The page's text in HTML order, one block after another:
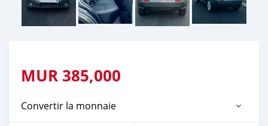
MUR 385,000
Convertir la monnaie